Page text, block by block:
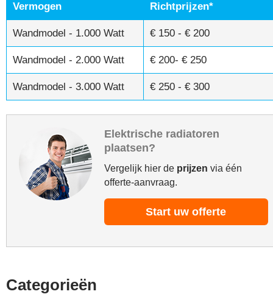
Vermogen Richtprijzen*
Wandmodel - 1.000 Watt € 150 - € 200
Wandmodel - 2.000 Watt € 200- € 250
Wandmodel - 3.000 Watt € 250 - € 300
Elektrische radiatoren
plaatsen?
Vergelijk hier de prijzen via één
offerte-aanvraag.
Start uw offerte
Categorieën